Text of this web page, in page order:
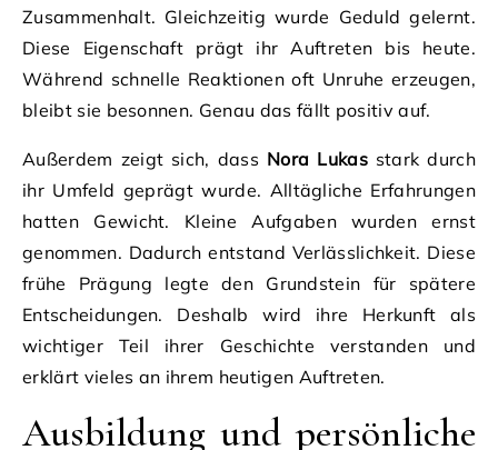
Zusammenhalt. Gleichzeitig wurde Geduld gelernt.
Diese Eigenschaft prägt ihr Auftreten bis heute.
Während schnelle Reaktionen oft Unruhe erzeugen,
bleibt sie besonnen. Genau das fällt positiv auf.
Außerdem zeigt sich, dass Nora Lukasstark durch
ihr Umfeld geprägt wurde. Alltägliche Erfahrungen
hatten Gewicht. Kleine Aufgaben wurden ernst
genommen. Dadurch entstand Verlässlichkeit. Diese
frühe Prägung legte den Grundstein für spätere
Entscheidungen. Deshalb wird ihre Herkunft als
wichtiger Teil ihrer Geschichte verstanden und
erklärt vieles an ihrem heutigen Auftreten.
Ausbildung und persönliche